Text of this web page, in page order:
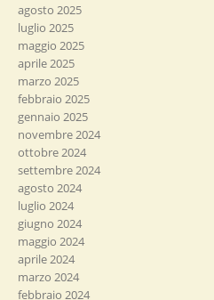
agosto 2025
luglio 2025
maggio 2025
aprile 2025
marzo 2025
febbraio 2025
gennaio 2025
novembre 2024
ottobre 2024
settembre 2024
agosto 2024
luglio 2024
giugno 2024
maggio 2024
aprile 2024
marzo 2024
febbraio 2024